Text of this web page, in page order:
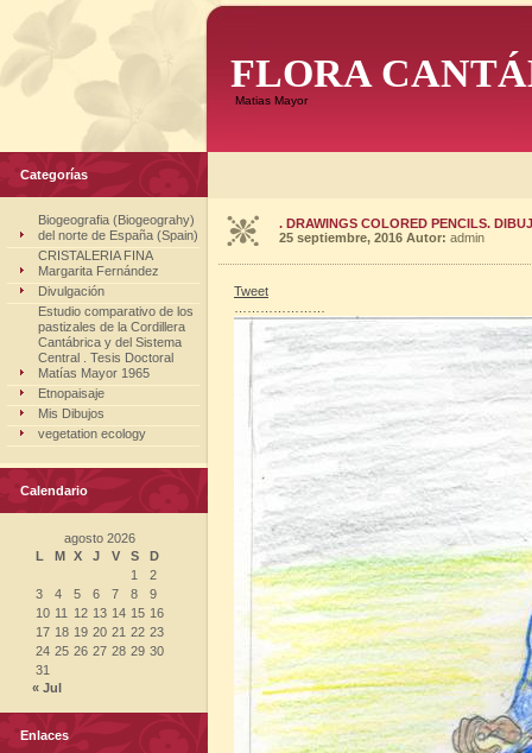
FLORA
Matias Mayor
Categorías
Biogeografia (Biogeograhy)
del norte de España (Spain)
CRISTALERIA FINA
Margarita Fernández
Divulgación
Estudio comparativo de los
pastizales de la Cordillera
Cantábrica y del Sistema
Central . Tesis Doctoral
Matías Mayor 1965
Etnopaisaje
Mis Dibujos
vegetation ecology
Calendario
agosto 2026
L
M X J V S
D
1
2
3
4 5 6 7 8
9
10 11 12 13 14 15 16
17 18 19 20 21 22 23
24 25 26 27 28 29 30
31
« Jul
Enlaces
. DRAWINGS COLORED PENCILS.
25 septiembre, 2016 Autor: admin
Tweet